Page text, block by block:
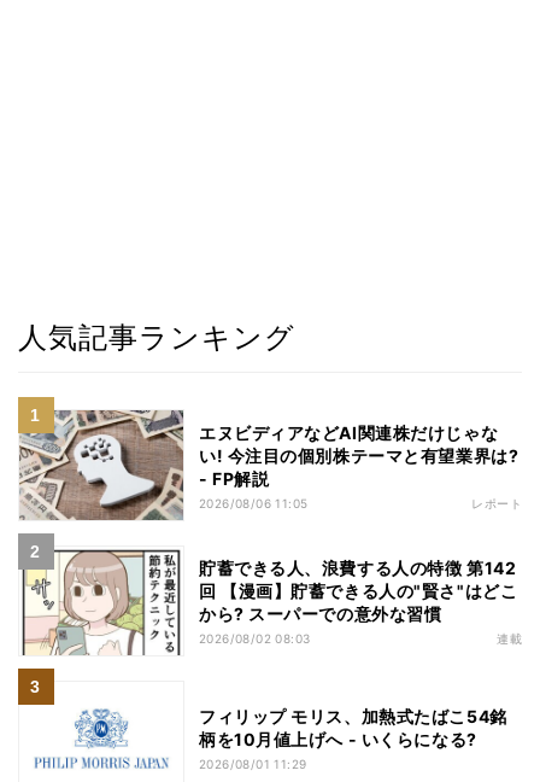
人気記事ランキング
エヌビディアなどAI関連株だけじゃな
い! 今注目の個別株テーマと有望業界は?
- FP解説
2026/08/06 11:05 レポート
貯蓄できる人、浪費する人の特徴 第142
回 【漫画】貯蓄できる人の"賢さ"はどこ
から? スーパーでの意外な習慣
2026/08/02 08:03 連載
フィリップ モリス、加熱式たばこ54銘
柄を10月値上げへ - いくらになる?
2026/08/01 11:29